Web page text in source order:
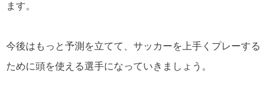
ます。
今後はもっと予測を立てて、サッカーを上手くプレーする
ために頭を使える選手になっていきましょう。